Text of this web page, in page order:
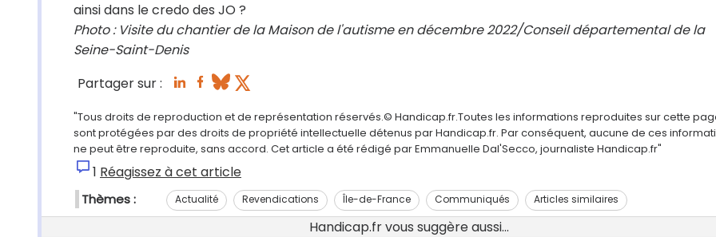
ainsi dans le credo des JO ?
Photo : Visite du chantier de la Maison de l'autisme en décembre 2022/Conseil départemental de la
Seine-Saint-Denis
Partager sur :
"Tous droits de reproduction et de représentation réservés.© Handicap.fr.Toutes les informations reproduites sur cette
sont protégées par des droits de propriété intellectuelle détenus par Handicap.fr. Par conséquent, aucune de ces
ne peut être reproduite, sans accord. Cet article a été rédigé par Emmanuelle Dal'Secco, journaliste Handicap.fr"
1 Réagissez à cet article
Thèmes : Actualité Revendications Île-de-France Communiqués Articles similaires
Handicap.fr vous suggère aussi...